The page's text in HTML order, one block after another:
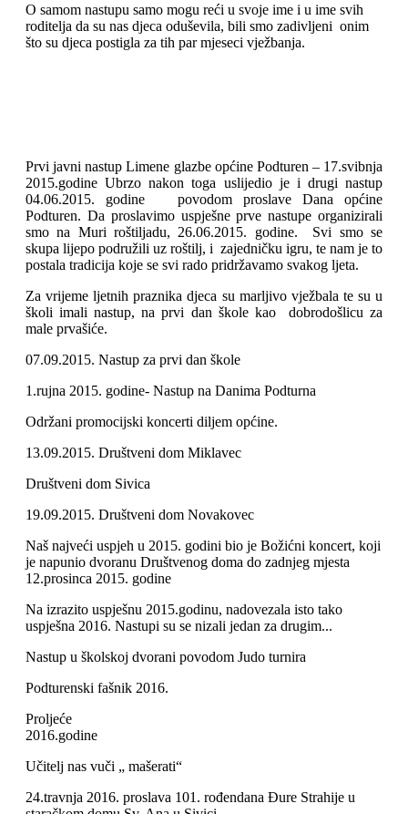
O samom nastupu samo mogu reći u svoje ime i u ime svih
roditelja da su nas djeca oduševila, bili smo zadivljeni onim
što su djeca postigla za tih par mjeseci vježbanja.
Prvi javni nastup Limene glazbe općine Podturen – 17.svibnja
2015.godine Ubrzo nakon toga uslijedio je i drugi nastup
04.06.2015. godine povodom proslave Dana općine
Podturen. Da proslavimo uspješne prve nastupe organizirali
smo na Muri roštiljadu, 26.06.2015. godine. Svi smo se
skupa lijepo podružili uz roštilj, i zajedničku igru, te nam je to
postala tradicija koje se svi rado pridržavamo svakog ljeta.
Za vrijeme ljetnih praznika djeca su marljivo vježbala te su u
školi imali nastup, na prvi dan škole kao dobrodošlicu za
male prvašiće.
07.09.2015. Nastup za prvi dan škole
1.rujna 2015. godine- Nastup na Danima Podturna
Održani promocijski koncerti diljem općine.
13.09.2015. Društveni dom Miklavec
Društveni dom Sivica
19.09.2015. Društveni dom Novakovec
Naš najveći uspjeh u 2015. godini bio je Božićni koncert, koji
je napunio dvoranu Društvenog doma do zadnjeg mjesta
12.prosinca 2015. godine
Na izrazito uspješnu 2015.godinu, nadovezala isto tako
uspješna 2016. Nastupi su se nizali jedan za drugim...
Nastup u školskoj dvorani povodom Judo turnira
Podturenski fašnik 2016.
Proljeće
Učitelj nas vuči „ mašerati“
24.travnja 2016. proslava 101. rođendana Đure Strahije u